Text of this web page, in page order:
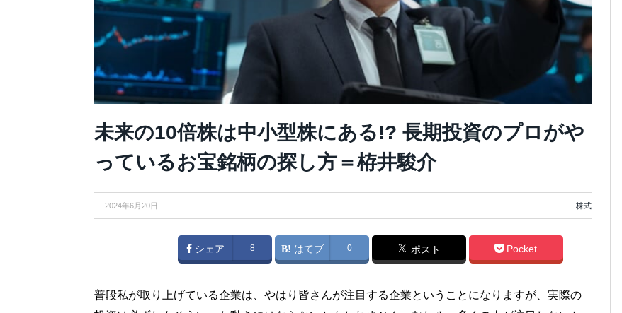
未来の10倍株は中小型株にある!? 長期投資のプロがや
っているお宝銘柄の探し方＝栫井駿介
2024年6月20日 株式
シェア 8 はてブ 0 ポスト Pocket
普段私が取り上げている企業は、やはり皆さんが注目する企業ということになりますが、実際の